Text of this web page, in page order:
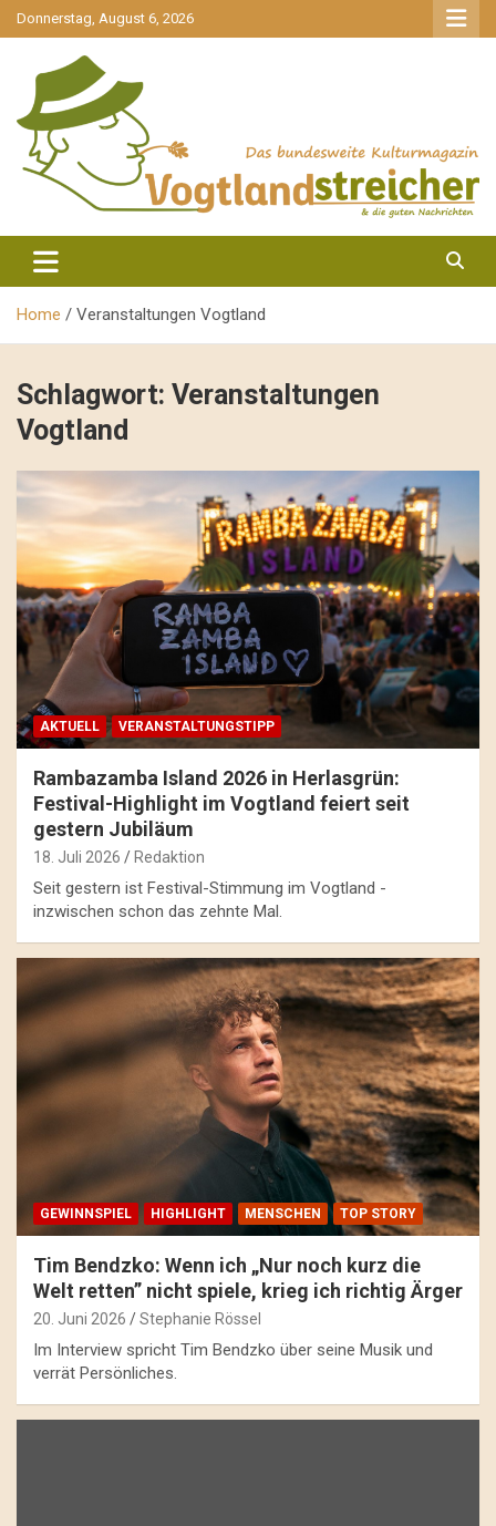
gehe
zum
Donnerstag, August 6, 2026
Vogtlandstreicher
Home Veranstaltungen Vogtland
Schlagwort: Veranstaltungen
Vogtland
AKTUELL VERANSTALTUNGSTIPP
Rambazamba Island 2026 in Herlasgrün:
Festival-Highlight im Vogtland feiert seit
gestern Jubiläum
18. Juli 2026 Redaktion
Seit gestern ist Festival-Stimmung im Vogtland -
inzwischen schon das zehnte Mal.
GEWINNSPIEL HIGHLIGHT MENSCHEN TOP STORY
Tim Bendzko: Wenn ich „Nur noch kurz die
Welt retten” nicht spiele, krieg ich richtig Ärger
20. Juni 2026 Stephanie Rössel
Im Interview spricht Tim Bendzko über seine Musik und
verrät Persönliches.